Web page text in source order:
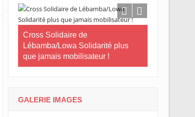
Cross Solidaire de
Lébamba/Lowa Solidarité plus
que jamais mobilisateur !
GALERIE IMAGES